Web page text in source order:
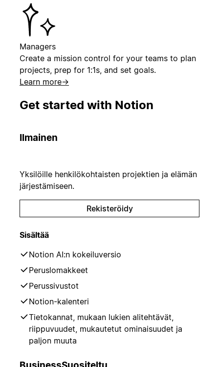
Managers
Create a mission control for your teams to plan
projects, prep for 1:1s, and set goals.
Learn more→
Get started with Notion
Ilmainen
Yksilöille henkilökohtaisten projektien ja elämän
järjestämiseen.
Rekisteröidy
Sisältää
Notion AI:n kokeiluversio
Peruslomakkeet
Perussivustot
Notion-kalenteri
Tietokannat, mukaan lukien alitehtävät,
riippuvuudet, mukautetut ominaisuudet ja
paljon muuta